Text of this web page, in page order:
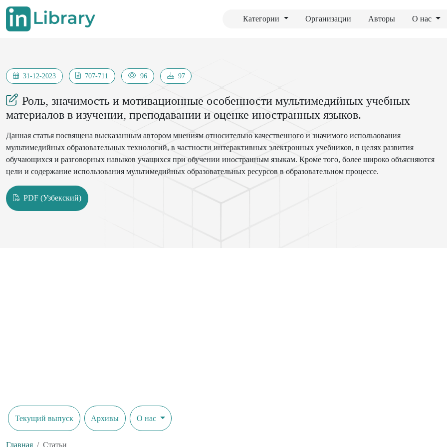
Категории Организации Авторы О нас
31-12-2023 707-711 96 97
Роль, значимость и мотивационные особенности мультимедийных учебных
материалов в изучении, преподавании и оценке иностранных языков.
Данная статья посвящена высказанным автором мнениям относительно качественного и значимого использования
мультимедийных образовательных технологий, в частности интерактивных электронных учебников, в целях развития
обучающихся и разговорных навыков учащихся при обучении иностранным языкам. Кроме того, более широко объясняются
цели и содержание использования мультимедийных образовательных ресурсов в образовательном процессе.
PDF (Узбекский)
Текущий выпуск Архивы О нас
Главная Статьи